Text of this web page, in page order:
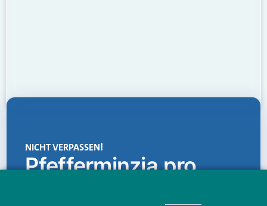
NICHT VERPASSEN!
Pfefferminzia.pro